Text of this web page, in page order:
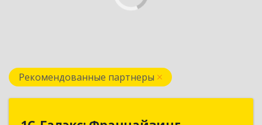
Рекомендованные партнеры
1С-Галэкс: Франчайзинг